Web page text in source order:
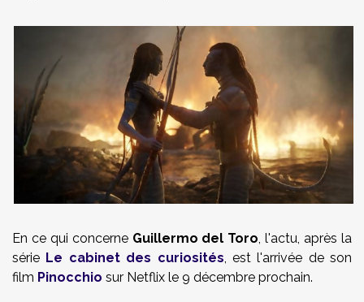
En ce qui concerne Guillermo del Toro , l'actu, après la
série Le cabinet des curiosités , est l'arrivée de son
film Pinocchio sur Netflix le 9 décembre prochain.